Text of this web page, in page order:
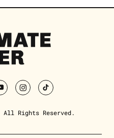
instagramtiktok
All Rights Reserved.